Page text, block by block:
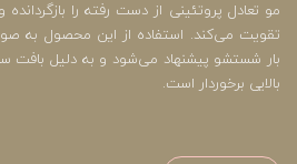
مو تعادل پروتئینی از دست رفته را
تقویت می‌کند. استفاده از این محصول به
بار شستشو پیشنهاد می‌شود و به دلیل بافت
بالایی برخوردار است.